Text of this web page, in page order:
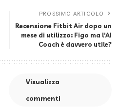
PROSSIMO ARTICOLO
Recensione Fitbit Air dopo un
mese di utilizzo: Figo ma l’AI
Coach è davvero utile?
Visualizza
commenti